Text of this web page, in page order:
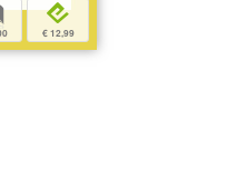
e
€ 12,99